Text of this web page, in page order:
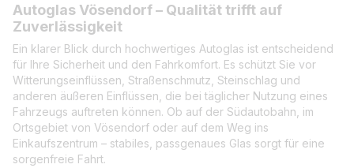
Autoglas Vösendorf – Qualität trifft auf
Zuverlässigkeit
Ein klarer Blick durch hochwertiges Autoglas ist entscheidend
für Ihre Sicherheit und den Fahrkomfort. Es schützt Sie vor
Witterungseinflüssen, Straßenschmutz, Steinschlag und
anderen äußeren Einflüssen, die bei täglicher Nutzung eines
Fahrzeugs auftreten können. Ob auf der Südautobahn, im
Ortsgebiet von Vösendorf oder auf dem Weg ins
Einkaufszentrum – stabiles, passgenaues Glas sorgt für eine
sorgenfreie Fahrt.